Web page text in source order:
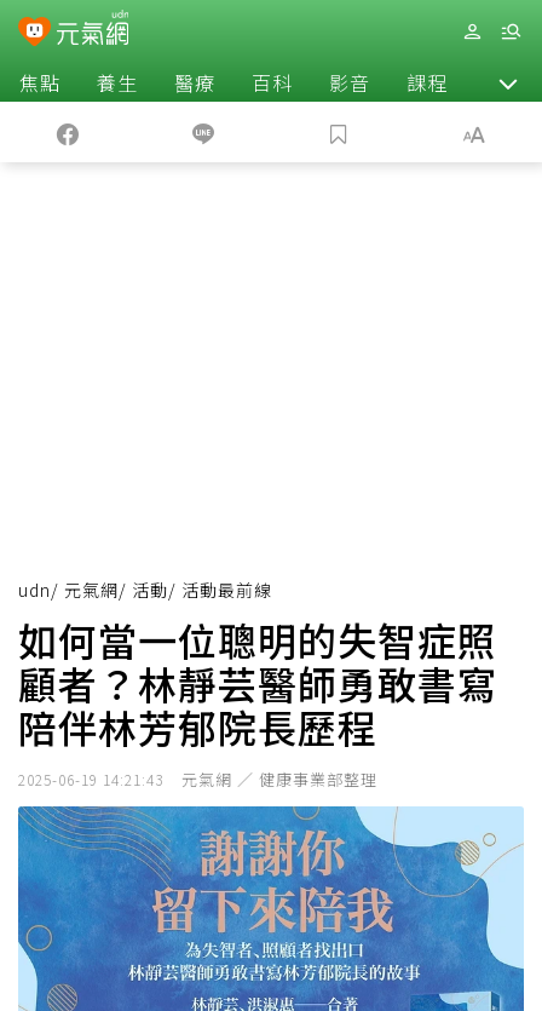
焦點 養生 醫療 百科 影音 課程 退休
udn/ 元氣網/ 活動/ 活動最前線
如何當一位聰明的失智症照
顧者？林靜芸醫師勇敢書寫
陪伴林芳郁院長歷程
2025-06-19 14:21:43 元氣網 ／ 健康事業部整理